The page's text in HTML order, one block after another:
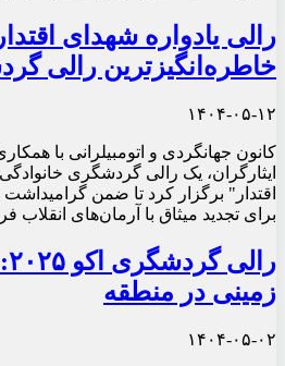
رالی یادواره شهدای
خاطره‌انگیزترین رالی
۱۴۰۴-۰۵-۱۲
کانون جهانگردی و اتومبیلرانی با
ایثارگران، یک رالی گردشگری
اقتدار" برگزار کرد تا ضمن
برای تجدید میثاق با آرمان‌های انقلاب
زمینی در منطقه
۱۴۰۴-۰۵-۰۲